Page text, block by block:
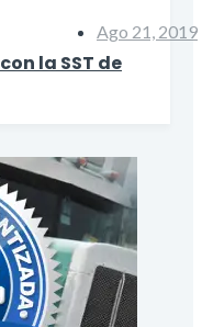
Ago 21, 2019
la SST de